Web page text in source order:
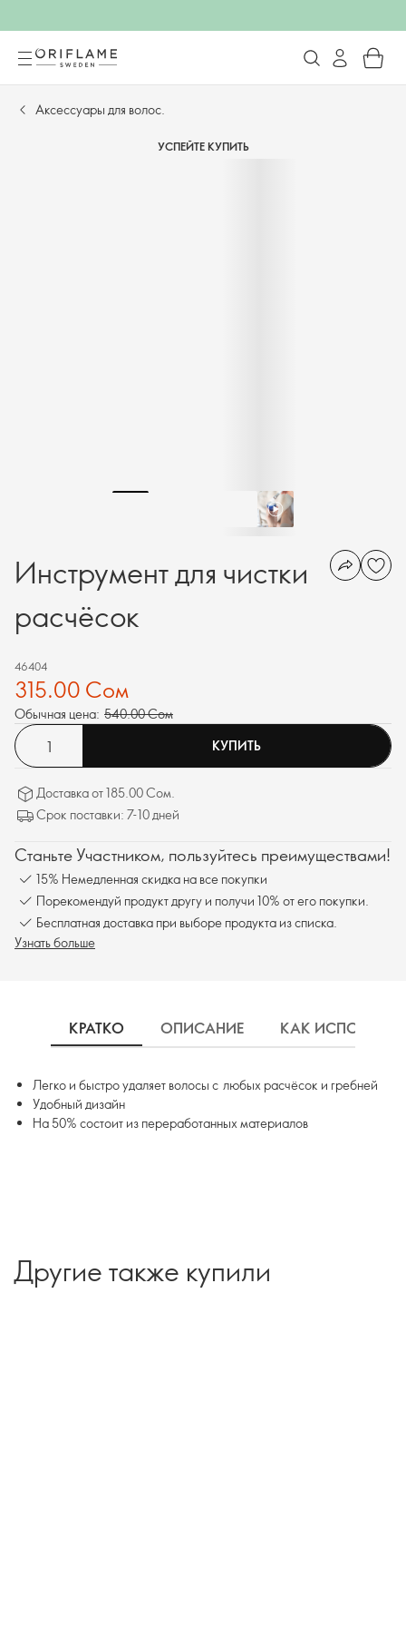
Аксессуары для волос.
УСПЕЙТЕ КУПИТЬ
Инструмент для чистки
расчёсок
46404
315.00 Сом
Обычная цена: 540.00 Сом
КУПИТЬ
Доставка от 185.00 Сом.
Срок поставки: 7-10 дней
Станьте Участником, пользуйтесь преимуществами!
15% Немедленная скидка на все покупки
Порекомендуй продукт другу и получи 10% от его покупки.
Бесплатная доставка при выборе продукта из списка.
Узнать больше
КРАТКО ОПИСАНИЕ КАК
Легко и быстро удаляет волосы с любых расчёсок и гребней
Удобный дизайн
На 50% состоит из переработанных материалов
Другие также купили